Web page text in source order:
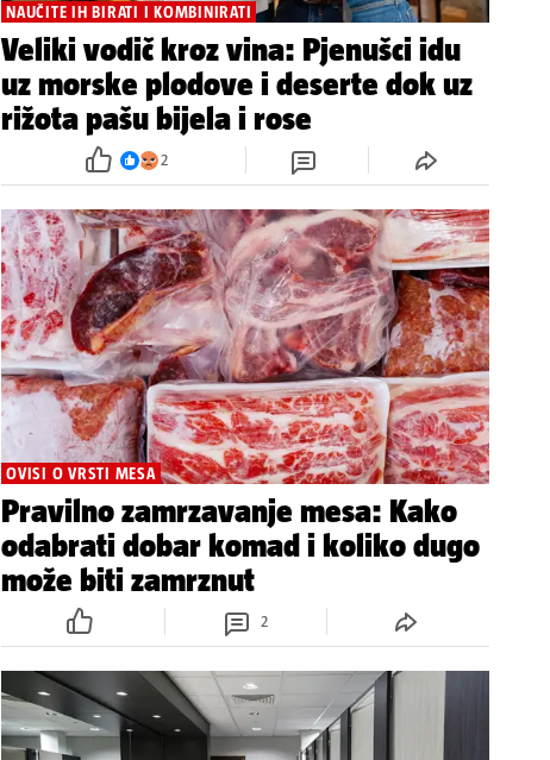
NAUČITE IH BIRATI I KOMBINIRATI
Veliki vodič kroz vina: Pjenušci idu
uz morske plodove i deserte dok uz
rižota pašu bijela i rose
2
OVISI O VRSTI MESA
Pravilno zamrzavanje mesa: Kako
odabrati dobar komad i koliko dugo
može biti zamrznut
2